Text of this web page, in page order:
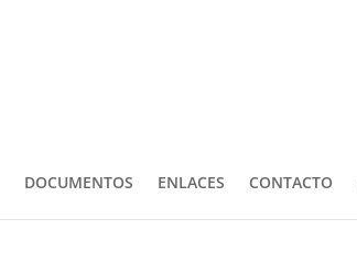
DOCUMENTOS ENLACES CONTACTO